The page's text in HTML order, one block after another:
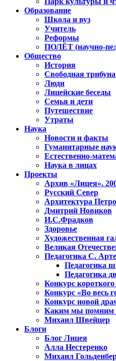
Образование
Школа и вуз
Учитель
Реформы
ПОЛЁТ (научно-
Общество
История
Свободная трибуна
Люди
Лицейские беседы
Семья и дети
Путешествие
Утраты
Наука
Новости и факты
Гуманитарные
Естественно-
Наука в лицах
Проекты
Архив «Лицея».
Русский Север
Архитектура
Дмитрий Новиков
И.С.Фрадков
Здоровье
Художественная
Великая
Педагогика С.
Педагогика
Педагогика
Конкурс короткого
Конкурс «Во весь
Конкурс новой
Каким мы помним
Михаил Швейцер
Блоги
Блог Лицея
Алла Нестеренко
Михаил